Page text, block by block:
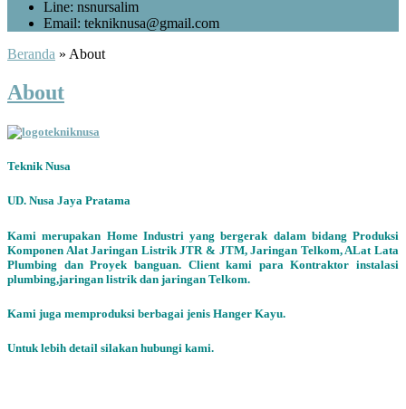
Line: nsnursalim
Email: tekniknusa@gmail.com
Beranda » About
About
Teknik Nusa
UD. Nusa Jaya Pratama
Kami merupakan Home Industri yang bergerak dalam bidang Produksi
Komponen Alat Jaringan Listrik JTR & JTM, Jaringan Telkom, ALat Lata
Plumbing dan Proyek banguan. Client kami para Kontraktor instalasi
plumbing,jaringan listrik dan jaringan Telkom.
Kami juga memproduksi berbagai jenis Hanger Kayu.
Untuk lebih detail silakan hubungi kami.